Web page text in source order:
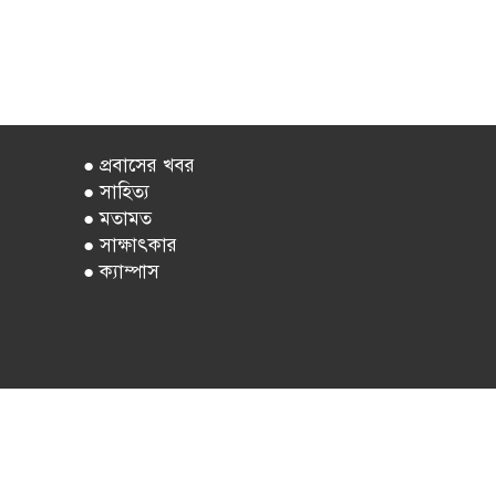
● প্রবাসের খবর
● সাহিত্য
● মতামত
● সাক্ষাৎকার
● ক্যাম্পাস